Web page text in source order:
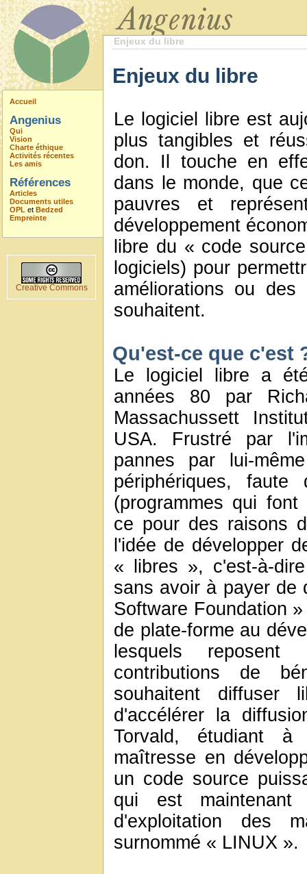
Accueil
Angenius
Qui
Vision
Charte éthique
Activités récentes
Les amis
Références
Articles
Documents utiles
OPL et Bedzed
Empreinte
Creative Commons
Enjeux du libre
Enjeux du libre
Le logiciel libre est
plus tangibles et
don. Il touche en
dans le monde, que
pauvres et
développement
libre du « code
logiciels) pour
améliorations ou des
souhaitent.
Qu'est-ce que c'est
Le logiciel libre a
années 80 par
Massachussett
USA. Frustré par
pannes par lui-
périphériques,
(programmes qui
ce pour des raisons
l'idée de développer
« libres », c'est-à-
sans avoir à payer de
Software Foundation
de plate-forme au
lesquels
contributions de
souhaitent diffuser
d'accélérer la
Torvald, étudiant
maîtresse en
un code source
qui est
d'exploitation des
surnommé « LINUX ».